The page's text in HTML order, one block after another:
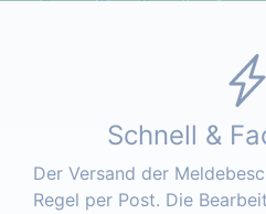
Schnell &
Der Versand der
Regel per Post. Die